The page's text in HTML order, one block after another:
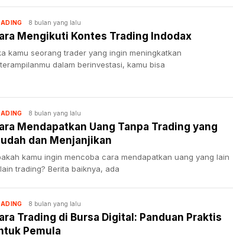
8 bulan yang lalu
Mengikuti Kontes Trading Indodax
kamu seorang trader yang ingin meningkatkan
dalam berinvestasi, kamu bisa
8 bulan yang lalu
Mendapatkan Uang Tanpa Trading yang
dan Menjanjikan
kamu ingin mencoba cara mendapatkan uang yang lain
trading? Berita baiknya, ada
8 bulan yang lalu
Trading di Bursa Digital: Panduan Praktis
Pemula